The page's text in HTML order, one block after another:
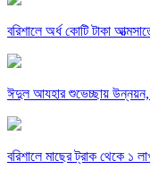
বরিশালে অর্ধ কোটি টাকা
ঈদুল আযহার শুভেচ্ছায় উন্নয়ন,
বরিশালে মাছের ট্রাক থেকে ১